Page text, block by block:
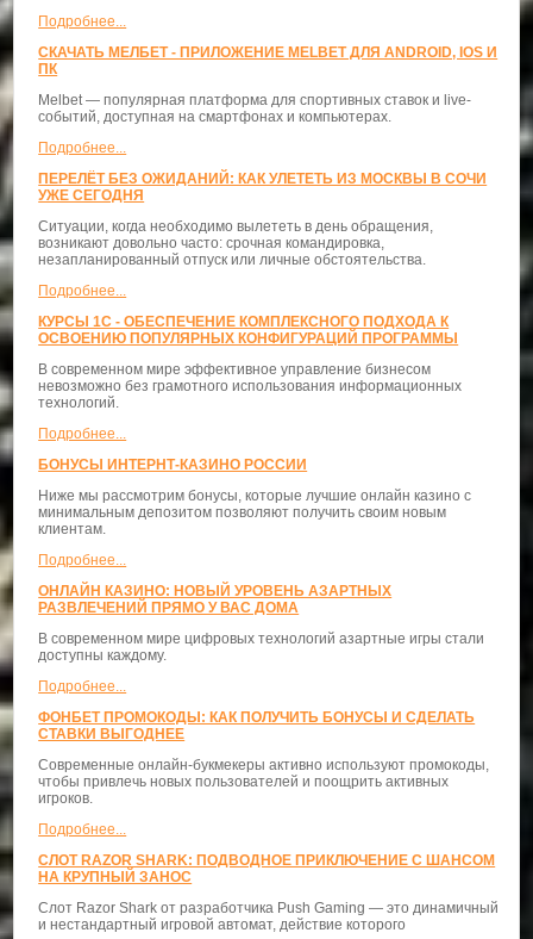
Подробнее...
СКАЧАТЬ МЕЛБЕТ - ПРИЛОЖЕНИЕ MELBET ДЛЯ ANDROID, IOS И
ПК
Melbet — популярная платформа для спортивных ставок и live-
событий, доступная на смартфонах и компьютерах.
Подробнее...
ПЕРЕЛЁТ БЕЗ ОЖИДАНИЙ: КАК УЛЕТЕТЬ ИЗ МОСКВЫ В СОЧИ
УЖЕ СЕГОДНЯ
Ситуации, когда необходимо вылететь в день обращения,
возникают довольно часто: срочная командировка,
незапланированный отпуск или личные обстоятельства.
Подробнее...
КУРСЫ 1С - ОБЕСПЕЧЕНИЕ КОМПЛЕКСНОГО ПОДХОДА К
ОСВОЕНИЮ ПОПУЛЯРНЫХ КОНФИГУРАЦИЙ ПРОГРАММЫ
В современном мире эффективное управление бизнесом
невозможно без грамотного использования информационных
технологий.
Подробнее...
БОНУСЫ ИНТЕРНТ-КАЗИНО РОССИИ
Ниже мы рассмотрим бонусы, которые лучшие онлайн казино с
минимальным депозитом позволяют получить своим новым
клиентам.
Подробнее...
ОНЛАЙН КАЗИНО: НОВЫЙ УРОВЕНЬ АЗАРТНЫХ
РАЗВЛЕЧЕНИЙ ПРЯМО У ВАС ДОМА
В современном мире цифровых технологий азартные игры стали
доступны каждому.
Подробнее...
ФОНБЕТ ПРОМОКОДЫ: КАК ПОЛУЧИТЬ БОНУСЫ И СДЕЛАТЬ
СТАВКИ ВЫГОДНЕЕ
Современные онлайн-букмекеры активно используют промокоды,
чтобы привлечь новых пользователей и поощрить активных
игроков.
Подробнее...
СЛОТ RAZOR SHARK: ПОДВОДНОЕ ПРИКЛЮЧЕНИЕ С ШАНСОМ
НА КРУПНЫЙ ЗАНОС
Слот Razor Shark от разработчика Push Gaming — это динамичный
и нестандартный игровой автомат, действие которого